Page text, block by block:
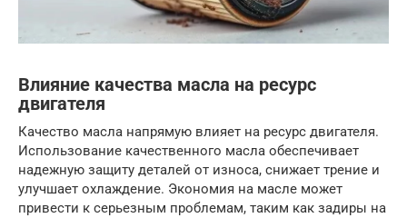
Влияние качества масла на ресурс
двигателя
Качество масла напрямую влияет на ресурс двигателя.
Использование качественного масла обеспечивает
надежную защиту деталей от износа, снижает трение и
улучшает охлаждение. Экономия на масле может
привести к серьезным проблемам, таким как задиры на